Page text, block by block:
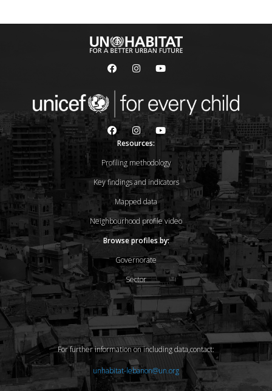
Resources:
Profiling methodology
Key findings and indicators
Mapped data
Neighbourhood profile video
Browse profiles by:
Governorate
Sector
For further information on including data,contact:
unhabitat-lebanon@un.org